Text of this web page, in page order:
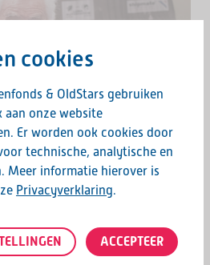
van 27 t/m 31 mei!
cookies
& OldStars gebruiken
aan onze website
Er worden ook cookies door
technische, analytische en
Meer informatie hierover is
Privacyverklaring.
ACCEPTEER